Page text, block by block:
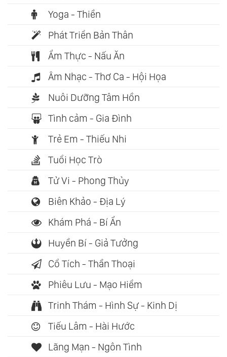
Yoga - Thiền
Phát Triển Bản Thân
Ẩm Thực - Nấu Ăn
Âm Nhạc - Thơ Ca - Hội Họa
Nuôi Dưỡng Tâm Hồn
Tình cảm - Gia Đình
Trẻ Em - Thiếu Nhi
Tuổi Học Trò
Tử Vi - Phong Thủy
Biên Khảo - Địa Lý
Khám Phá - Bí Ẩn
Huyền Bí - Giả Tưởng
Cổ Tích - Thần Thoại
Phiêu Lưu - Mạo Hiểm
Trinh Thám - Hình Sự - Kinh Dị
Tiếu Lâm - Hài Hước
Lãng Mạn - Ngôn Tình